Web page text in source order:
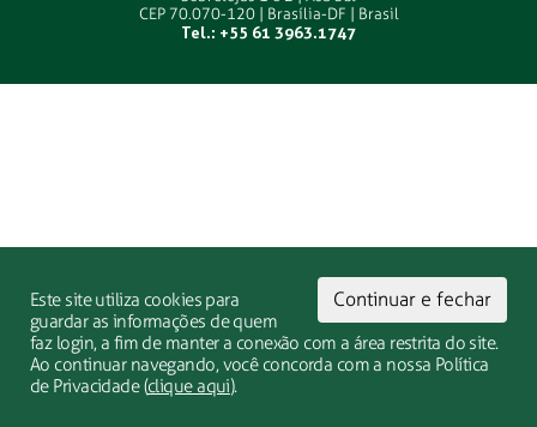
Continuar e fechar
Este site utiliza cookies para
guardar as informações de quem
faz login, a fim de manter a conexão com a área restrita do site.
Ao continuar navegando, você concorda com a nossa Política
de Privacidade (clique aqui).
CEP 70.070-120 | Brasília-DF | Brasil
Tel.: +55 61 3963.1747